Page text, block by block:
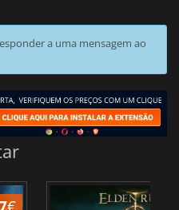
a uma mensagem ao